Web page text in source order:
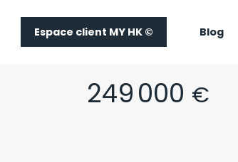
Espace client MY HK © Blog
249 000 €